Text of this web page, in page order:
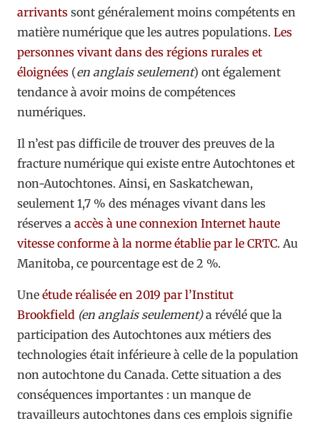
arrivants sont généralement moins compétents en
matière numérique que les autres populations. Les
personnes vivant dans des régions rurales et
éloignées (en anglais seulement) ont également
tendance à avoir moins de compétences
numériques.
Il n’est pas difficile de trouver des preuves de la
fracture numérique qui existe entre Autochtones et
non-Autochtones. Ainsi, en Saskatchewan,
seulement 1,7 % des ménages vivant dans les
réserves a accès à une connexion Internet haute
vitesse conforme à la norme établie par le CRTC. Au
Manitoba, ce pourcentage est de 2 %.
Une étude réalisée en 2019 par l’Institut
Brookfield (en anglais seulement)a révélé que la
participation des Autochtones aux métiers des
technologies était inférieure à celle de la population
non autochtone du Canada. Cette situation a des
conséquences importantes : un manque de
travailleurs autochtones dans ces emplois signifie